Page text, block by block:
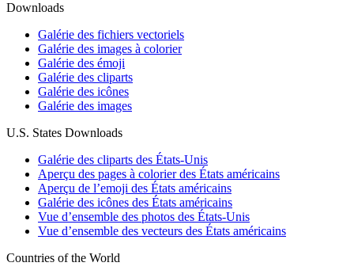
Downloads
Galérie des fichiers vectoriels
Galérie des images à colorier
Galérie des émoji
Galérie des cliparts
Galérie des icônes
Galérie des images
U.S. States Downloads
Galérie des cliparts des États-Unis
Aperçu des pages à colorier des États américains
Aperçu de l’emoji des États américains
Galérie des icônes des États américains
Vue d’ensemble des photos des États-Unis
Vue d’ensemble des vecteurs des États américains
Countries of the World